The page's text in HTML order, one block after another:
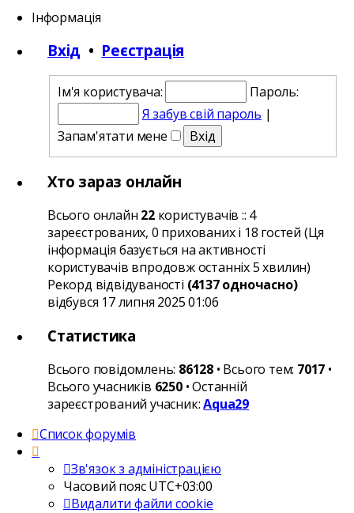
Інформація
Вхід • Реєстрація
Ім'я користувача:
Пароль:
Я забув свій пароль |
Запам'ятати мене
Хто зараз онлайн
Всього онлайн 22користувачів :: 4
зареєстрованих, 0 прихованих і 18 гостей (Ця
інформація базується на активності
користувачів впродовж останніх 5 хвилин)
Рекорд відвідуваності (4137 одночасно)
відбувся 17 липня 2025 01:06
Статистика
Всього повідомлень: 86128 • Всього тем: 7017 •
Всього учасників 6250• Останній
зареєстрований учасник:Aqua29
Список форумів
Зв'язок з адміністрацією
Часовий поясUTC+03:00
Видалити файли cookie